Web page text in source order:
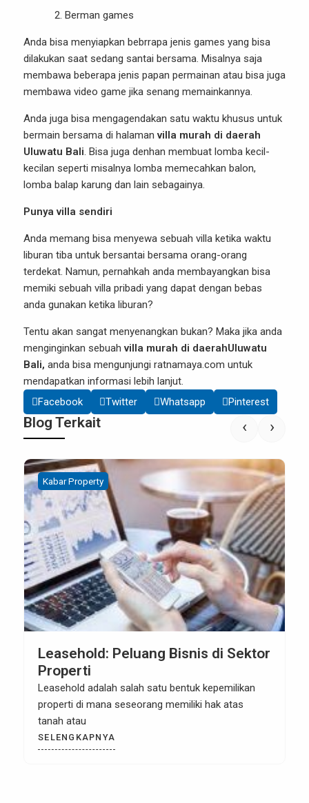
Berman games
Anda bisa menyiapkan bebrrapa jenis games yang bisa
dilakukan saat sedang santai bersama. Misalnya saja
membawa beberapa jenis papan permainan atau bisa juga
membawa video game jika senang memainkannya.
Anda juga bisa mengagendakan satu waktu khusus untuk
bermain bersama di halaman villa murah di daerah
Uluwatu Bali. Bisa juga denhan membuat lomba kecil-
kecilan seperti misalnya lomba memecahkan balon,
lomba balap karung dan lain sebagainya.
Punya villa sendiri
Anda memang bisa menyewa sebuah villa ketika waktu
liburan tiba untuk bersantai bersama orang-orang
terdekat. Namun, pernahkah anda membayangkan bisa
memiki sebuah villa pribadi yang dapat dengan bebas
anda gunakan ketika liburan?
Tentu akan sangat menyenangkan bukan? Maka jika anda
menginginkan sebuah villa murah di daerahUluwatu
Bali, anda bisa mengunjungi ratnamaya.com untuk
mendapatkan informasi lebih lanjut.
Facebook
Twitter Whatsapp Pinterest
Blog Terkait
Kabar Property
Leasehold vs. Freehold: Mana yang
Lebih Baik?
Ketika datang ke dunia investasi properti, salah
satu pertimbangan utama adalah apakah Anda
harus membeli
SELENGKAPNYA
‹ ›